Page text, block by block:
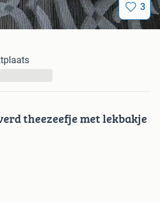
3
theezeefje met lekbakje